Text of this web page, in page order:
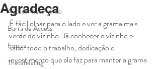
Autoconhecimento
Barra de Access
Forças
Thetahealing
Agradeça
É fácil olhar para o lado e ver a grama mais
verde do vizinho. Já conhecer o vizinho e
saber todo o trabalho, dedicação e
investimento que ele faz para manter a grama